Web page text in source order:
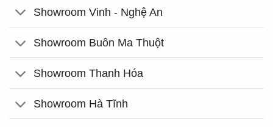
Showroom Vinh - Nghệ An
Showroom Buôn Ma Thuột
Showroom Thanh Hóa
Showroom Hà Tĩnh